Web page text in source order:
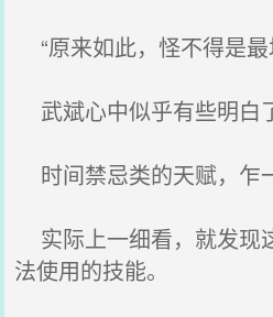
“原来如此，怪不得是最
武斌心中似乎有些明白
时间禁忌类的天赋，乍
实际上一细看，就发现
法使用的技能。